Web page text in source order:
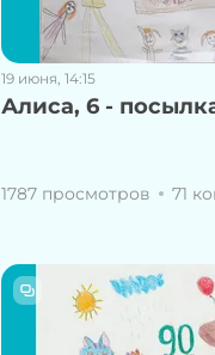
19 июня, 14:15
Алиса, 6 -
1787 просмотров 71